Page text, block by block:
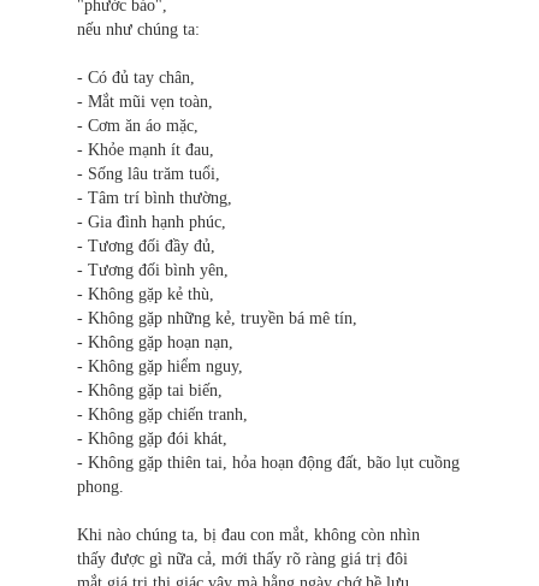
"phước báo",
nếu như chúng ta:
- Có đủ tay chân,
- Mắt mũi vẹn toàn,
- Cơm ăn áo mặc,
- Khỏe mạnh ít đau,
- Sống lâu trăm tuổi,
- Tâm trí bình thường,
- Gia đình hạnh phúc,
- Tương đối đầy đủ,
- Tương đối bình yên,
- Không gặp kẻ thù,
- Không gặp những kẻ, truyền bá mê tín,
- Không gặp hoạn nạn,
- Không gặp hiểm nguy,
- Không gặp tai biến,
- Không gặp chiến tranh,
- Không gặp đói khát,
- Không gặp thiên tai, hỏa hoạn động đất, bão lụt cuồng
phong.
Khi nào chúng ta, bị đau con mắt, không còn nhìn
thấy được gì nữa cả, mới thấy rõ ràng giá trị đôi